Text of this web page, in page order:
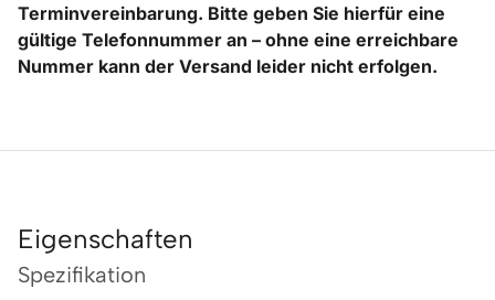
Terminvereinbarung. Bitte geben Sie hierfür eine
gültige Telefonnummer an – ohne eine erreichbare
Nummer kann der Versand leider nicht erfolgen.
Eigenschaften
Spezifikation